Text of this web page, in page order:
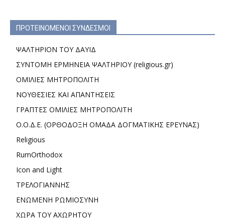
ΠΡΟΤΕΙΝΟΜΕΝΟΙ ΣΥΝΔΕΣΜΟΙ
ΨΑΛΤΗΡΙΟΝ ΤΟΥ ΔΑΥΙΔ
ΣΥΝΤΟΜΗ ΕΡΜΗΝΕΙΑ ΨΑΛΤΗΡΙΟΥ (religious.gr)
ΟΜΙΛΙΕΣ ΜΗΤΡΟΠΟΛΙΤΗ
ΝΟΥΘΕΣΙΕΣ ΚΑΙ ΑΠΑΝΤΗΣΕΙΣ
ΓΡΑΠΤΕΣ ΟΜΙΛΙΕΣ ΜΗΤΡΟΠΟΛΙΤΗ
Ο.Ο.Δ.Ε. (ΟΡΘΟΔΟΞΗ ΟΜΑΔΑ ΔΟΓΜΑΤΙΚΗΣ ΕΡΕΥΝΑΣ)
Religious
RumOrthodox
Icon and Light
ΤΡΕΛΟΓΙΑΝΝΗΣ
ΕΝΩΜΕΝΗ ΡΩΜΙΟΣΥΝΗ
ΧΩΡΑ ΤΟΥ ΑΧΩΡΗΤΟΥ